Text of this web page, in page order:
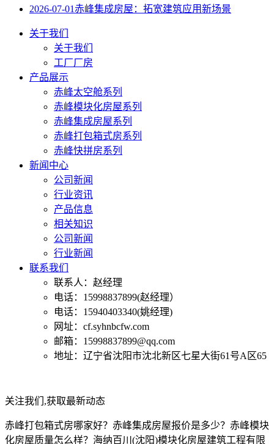
2026-07-01赤峰集成房屋：拓宽建筑应用新场景
关于我们
关于我们
工厂厂房
产品展示
赤峰太空舱系列
赤峰模块化房屋系列
赤峰集成房屋系列
赤峰打包箱式房系列
赤峰快拼房系列
新闻中心
公司新闻
行业资讯
产品信息
相关知识
公司新闻
行业新闻
联系我们
联系人：赵经理
电话：15998837899(赵经理）
电话：15940403340(姚经理)
网址：cf.syhnbcfw.com
邮箱：15998837899@qq.com
地址：辽宁省沈阳市沈北新区七星大街61号A区65
关注我们,获取最新动态
赤峰打包箱式房哪家好？赤峰集成房屋报价是多少？赤峰模块
化房屋质量怎么样？海纳百川(沈阳)模块化房屋建筑工程有限